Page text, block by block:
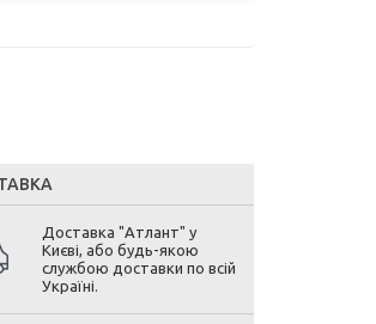
Доставка "Атлант" у
Києві, або будь-якою
службою доставки по всій
Україні.